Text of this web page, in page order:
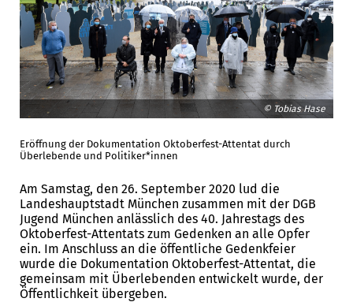
© Tobias Hase
Eröffnung der Dokumentation Oktoberfest-Attentat durch
Überlebende und Politiker*innen
Am Samstag, den 26. September 2020 lud die
Landeshauptstadt München zusammen mit der DGB
Jugend München anlässlich des 40. Jahrestags des
Oktoberfest-Attentats zum Gedenken an alle Opfer
ein. Im Anschluss an die öffentliche Gedenkfeier
wurde die Dokumentation Oktoberfest-Attentat, die
gemeinsam mit Überlebenden entwickelt wurde, der
Öffentlichkeit übergeben.